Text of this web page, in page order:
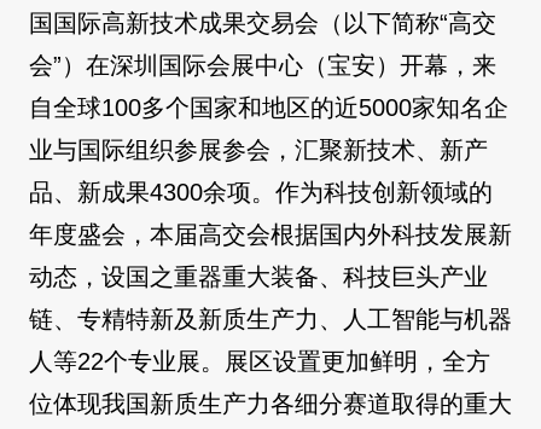
国国际高新技术成果交易会（以下简称“高交
会”）在深圳国际会展中心（宝安）开幕，来
自全球100多个国家和地区的近5000家知名企
业与国际组织参展参会，汇聚新技术、新产
品、新成果4300余项。作为科技创新领域的
年度盛会，本届高交会根据国内外科技发展新
动态，设国之重器重大装备、科技巨头产业
链、专精特新及新质生产力、人工智能与机器
人等22个专业展。展区设置更加鲜明，全方
位体现我国新质生产力各细分赛道取得的重大